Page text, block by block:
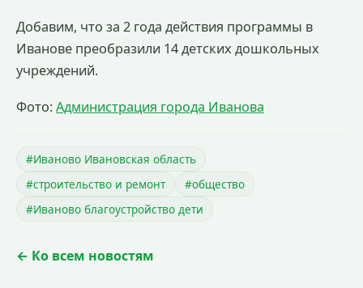
Добавим, что за 2 года действия программы в
Иванове преобразили 14 детских дошкольных
учреждений.
Фото: Администрация города Иванова
#Иваново Ивановская область
#строительство и ремонт
#общество
#Иваново благоустройство дети
← Ко всем новостям